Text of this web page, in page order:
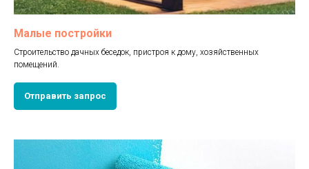
Малые постройки
Строительство дачных беседок, пристроя к дому, хозяйственных
помещений.
Отправить запрос